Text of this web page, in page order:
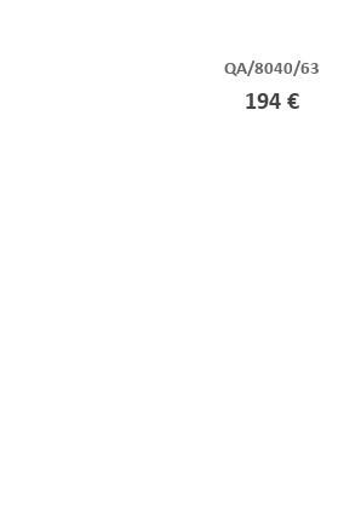
QA/8040/63
194 €